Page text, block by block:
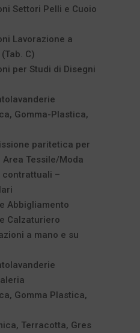
Settori Pelli e Cuoio
Lavorazione a
C)
per Studi di Disegni
Gomma-Plastica,
paritetica per
Area Tessile/Moda
contrattuali –
Abbigliamento
Calzaturiero
a mano e su
Gomma Plastica,
Terracotta, Gres